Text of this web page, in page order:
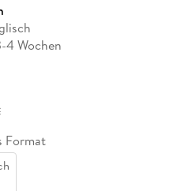
4 Wochen
Format